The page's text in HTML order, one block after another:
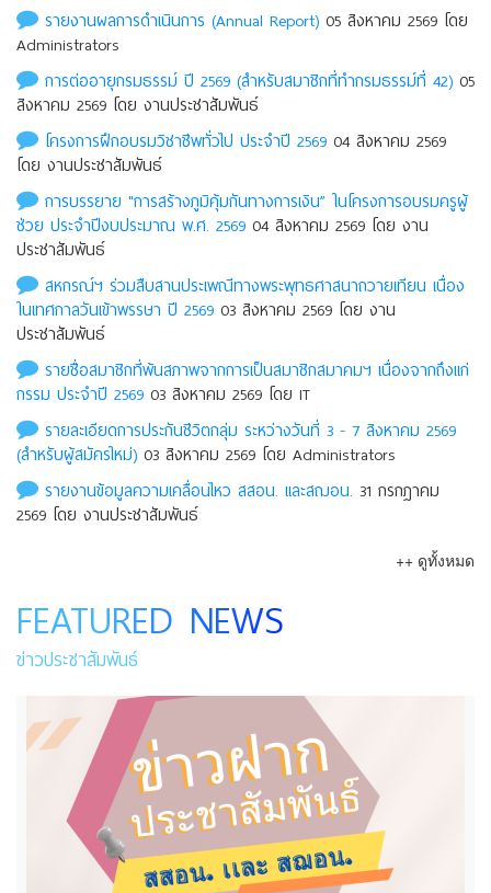
รายงานผลการดำเนินการ (Annual Report) 05 สิงหาคม 2569 โดย
Administrators
การต่ออายุกรมธรรม์ ปี 2569 (สำหรับสมาชิกที่ทำกรมธรรม์ที่ 42) 05
สิงหาคม 2569 โดย งานประชาสัมพันธ์
โครงการฝึกอบรมวิชาชีพทั่วไป ประจำปี 2569 04 สิงหาคม 2569
โดย งานประชาสัมพันธ์
การบรรยาย "การสร้างภูมิคุ้มกันทางการเงิน” ในโครงการอบรมครูผู้
ช่วย ประจำปีงบประมาณ พ.ศ. 2569 04 สิงหาคม 2569 โดย งาน
ประชาสัมพันธ์
สหกรณ์ฯ ร่วมสืบสานประเพณีทางพระพุทธศาสนาถวายเทียน เนื่อง
ในเทศกาลวันเข้าพรรษา ปี 2569 03 สิงหาคม 2569 โดย งาน
ประชาสัมพันธ์
รายชื่อสมาชิกที่พ้นสภาพจากการเป็นสมาชิกสมาคมฯ เนื่องจากถึงแก่
กรรม ประจําปี 2569 03 สิงหาคม 2569 โดย IT
รายละเอียดการประกันชีวิตกลุ่ม ระหว่างวันที่ 3 - 7 สิงหาคม 2569
(สำหรับผู้สมัครใหม่) 03 สิงหาคม 2569 โดย Administrators
รายงานข้อมูลความเคลื่อนไหว สสอน. เเละสฌอน. 31 กรกฎาคม
2569 โดย งานประชาสัมพันธ์
++ ดูทั้งหมด
FEATURED NEWS
ข่าวประชาสัมพันธ์